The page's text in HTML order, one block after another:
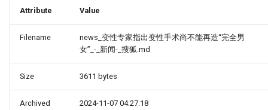
Attribute Value
Filename
news_变性专家指出变性手术尚不能再造“完全男
女”_-_新闻-_搜狐.md
Size 3611 bytes
Archived
2024-11-07 04:27:18